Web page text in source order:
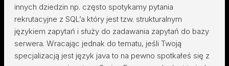
innych dziedzin np. często spotykamy pytania
rekrutacyjne z SQL’a który jest tzw. strukturalnym
językiem zapytań i służy do zadawania zapytań do bazy
serwera. Wracając jednak do tematu, jeśli Twoją
specjalizacją jest język java to na pewno spotkałeś się z